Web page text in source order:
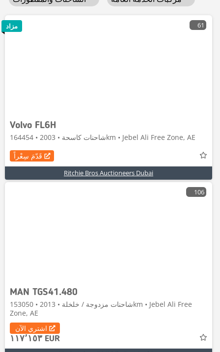
61
Volvo FL6H
شاحنات كاسحة • 2003 • 164454km • Jebel Ali Free Zone, AE
قَدّمَ سِعْراً
Ritchie Bros Auctioneers Dubai
مزاد
106
MAN TGS41.480
شاحنات مزدوجة / خلخلة • 2013 • 153050km • Jebel Ali Free
Zone, AE
اشتري الآن
١١٧٬١٥٣ EUR